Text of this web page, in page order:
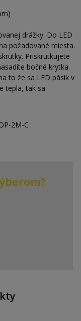
drážky. Do LED
požadované miesta.
Priskrutkujete
bočné krytka.
to že sa LED pásik v
tepla, tak sa
2M-C